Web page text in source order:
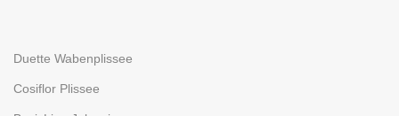
Duette Wabenplissee
Cosiflor Plissee